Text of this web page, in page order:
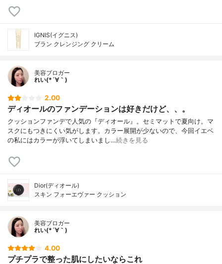
IGNIS(イグニス)
ブラン クレンジング クリーム
美容ブロガー
れい(*´∀｀)
2.00
ディオールのファンデーションは好きだけど、、。
クッションファンデで人気の『ディオール』。セミマットで夏向け。マ
スクにもつきにくい気がします。カラー展開が少ないので、今回イエベ
の私にはカラーが浮いてしまいまし…続きを見る
Dior(ディオール)
スキン フォーエヴァー クッション
美容ブロガー
れい(*´∀｀)
4.00
プチプラで整った肌にしたいならこれ